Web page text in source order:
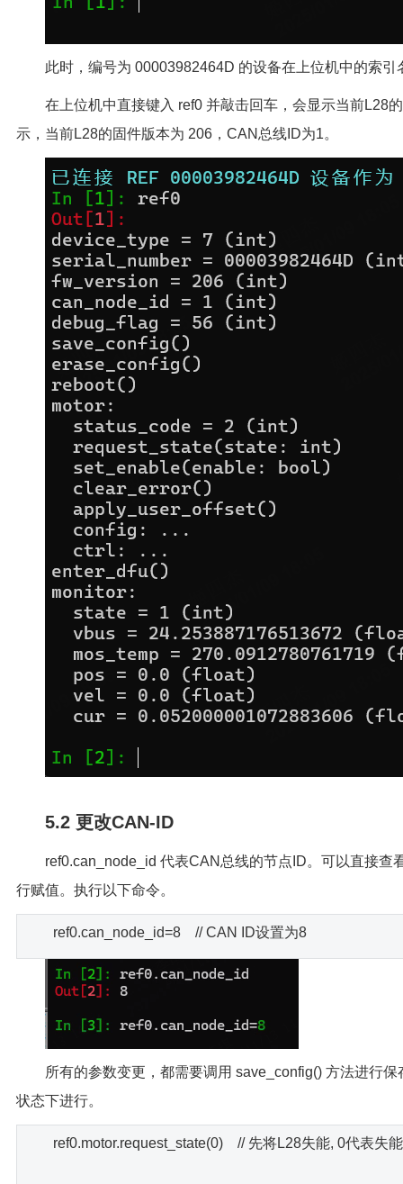
此时，编号为 00003982464D 的设备在上位机中的索引
在上位机中直接键入 ref0 并敲击回车，会显示当前L28
示，当前L28的固件版本为 206，CAN总线ID为1。
5.2 更改CAN-ID
ref0.can_node_id 代表CAN总线的节点ID。可以直接查
行赋值。执行以下命令。
ref0.can_node_id=8 // CAN ID设置为8
所有的参数变更，都需要调用 save_config() 方法进行
状态下进行。
ref0.motor.request_state(0) // 先将L28失能, 0代表失